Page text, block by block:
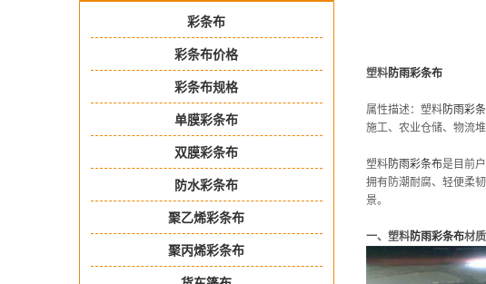
彩条布
彩条布价格
彩条布规格
单膜彩条布
双膜彩条布
防水彩条布
聚乙烯彩条布
聚丙烯彩条布
塑料防雨彩条布
属性描述：塑料防雨彩
施工、农业仓储、物流
塑料防雨彩条布是目前
拥有防潮耐腐、轻便柔
景。
一、塑料防雨彩条布材